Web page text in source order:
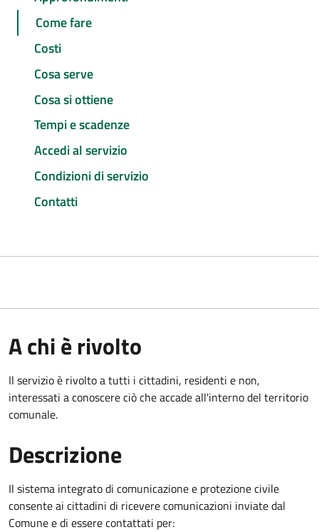
Come fare
Costi
Cosa serve
Cosa si ottiene
Tempi e scadenze
Accedi al servizio
Condizioni di servizio
Contatti
A chi è rivolto
Il servizio è rivolto a tutti i cittadini, residenti e non,
interessati a conoscere ciò che accade all'interno del territorio
comunale.
Descrizione
Il sistema integrato di comunicazione e protezione civile
consente ai cittadini di ricevere comunicazioni inviate dal
Comune e di essere contattati per: